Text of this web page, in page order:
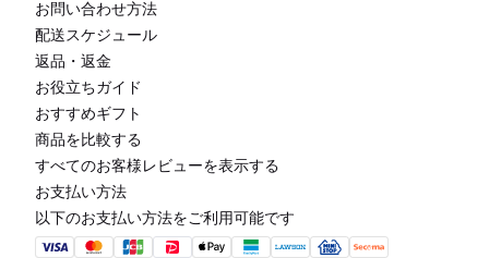
お問い合わせ方法
配送スケジュール
返品・返金
お役立ちガイド
おすすめギフト
商品を比較する
すべてのお客様レビューを表示する
お支払い方法
以下のお支払い方法をご利用可能です